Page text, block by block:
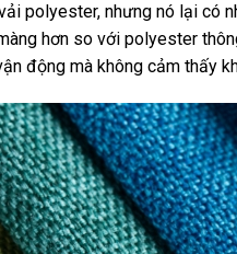
polyester, nhưng nó lại có
hơn so với polyester
động mà không cảm thấy